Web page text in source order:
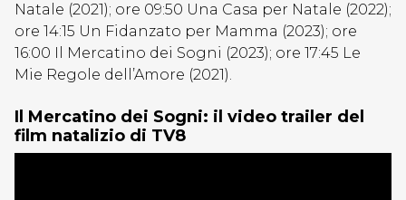
Natale (2021); ore 09:50 Una Casa per Natale (2022);
ore 14:15 Un Fidanzato per Mamma (2023); ore
16:00 Il Mercatino dei Sogni (2023); ore 17:45 Le
Mie Regole dell’Amore (2021).
Il Mercatino dei Sogni: il video trailer del
film natalizio di TV8